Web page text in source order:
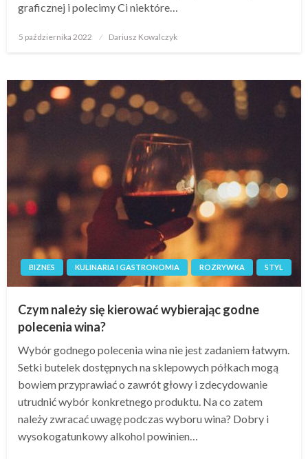
graficznej i polecimy Ci niektóre…
Opublikowane
5 października 2022 Dariusz Kowalczyk
BIZNES KULINARIA I GASTRONOMIA ROZRYWKA STYL
Czym należy się kierować wybierając godne
polecenia wina?
Wybór godnego polecenia wina nie jest zadaniem łatwym.
Setki butelek dostępnych na sklepowych półkach mogą
bowiem przyprawiać o zawrót głowy i zdecydowanie
utrudnić wybór konkretnego produktu. Na co zatem
należy zwracać uwagę podczas wyboru wina? Dobry i
wysokogatunkowy alkohol powinien…